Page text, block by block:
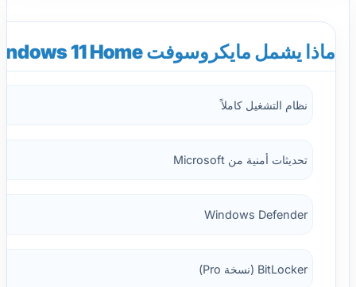
ماذا يشمل مايكروسوفت Windows 11 Home؟
نظام التشغيل كاملاً
تحديثات أمنية من Microsoft
Windows Defender
BitLocker (نسخة Pro)